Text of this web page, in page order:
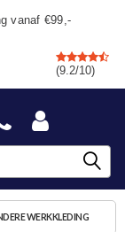
vanaf €99,-
(9.2/10)
WERKKLEDING